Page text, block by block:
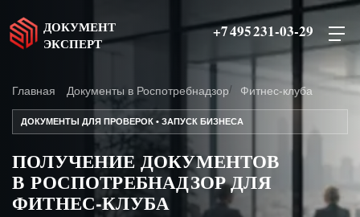
ДОКУМЕНТ
ЭКСПЕРТ
+7 495 231-03-29
Главная Документы в Роспотребнадзор Фитнес-клуба
ДОКУМЕНТЫ ДЛЯ ПРОВЕРОК • ЗАПУСК БИЗНЕСА
ПОЛУЧЕНИЕ ДОКУМЕНТОВ
В РОСПОТРЕБНАДЗОР ДЛЯ
ФИТНЕС-КЛУБА